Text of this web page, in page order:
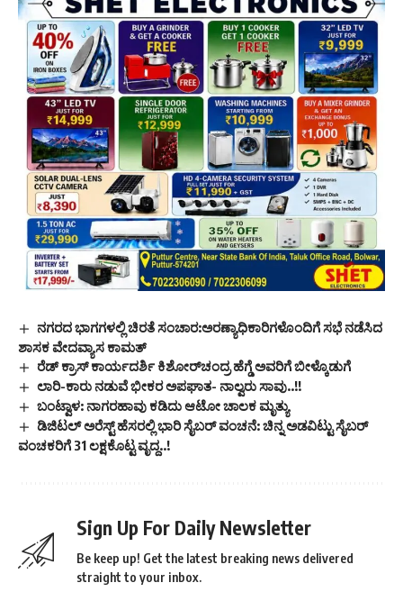
ನಗರದ ಭಾಗಗಳಲ್ಲಿ ಚಿರತೆ ಸಂಚಾರ:ಅರಣ್ಯಾಧಿಕಾರಿಗಳೊಂದಿಗೆ ಸಭೆ ನಡೆಸಿದ
ಶಾಸಕ ವೇದವ್ಯಾಸ ಕಾಮತ್
ರೆಡ್ ಕ್ರಾಸ್ ಕಾರ್ಯದರ್ಶಿ ಕಿಶೋರ್‌ಚಂದ್ರ ಹೆಗ್ಡೆ ಅವರಿಗೆ ಬೀಳ್ಕೊಡುಗೆ
ಲಾರಿ-ಕಾರು ನಡುವೆ ಭೀಕರ ಅಪಘಾತ- ನಾಲ್ವರು ಸಾವು..!!
ಬಂಟ್ವಾಳ: ನಾಗರಹಾವು ಕಡಿದು ಆಟೋ ಚಾಲಕ ಮೃತ್ಯು
ಡಿಜಿಟಲ್ ಅರೆಸ್ಟ್ ಹೆಸರಲ್ಲಿ ಭಾರಿ ಸೈಬರ್ ವಂಚನೆ: ಚಿನ್ನ ಅಡವಿಟ್ಟು ಸೈಬರ್
ವಂಚಕರಿಗೆ 31 ಲಕ್ಷಕೊಟ್ಟ ವೃದ್ದ..!
Sign Up For Daily Newsletter
Be keep up! Get the latest breaking news delivered
straight to your inbox.